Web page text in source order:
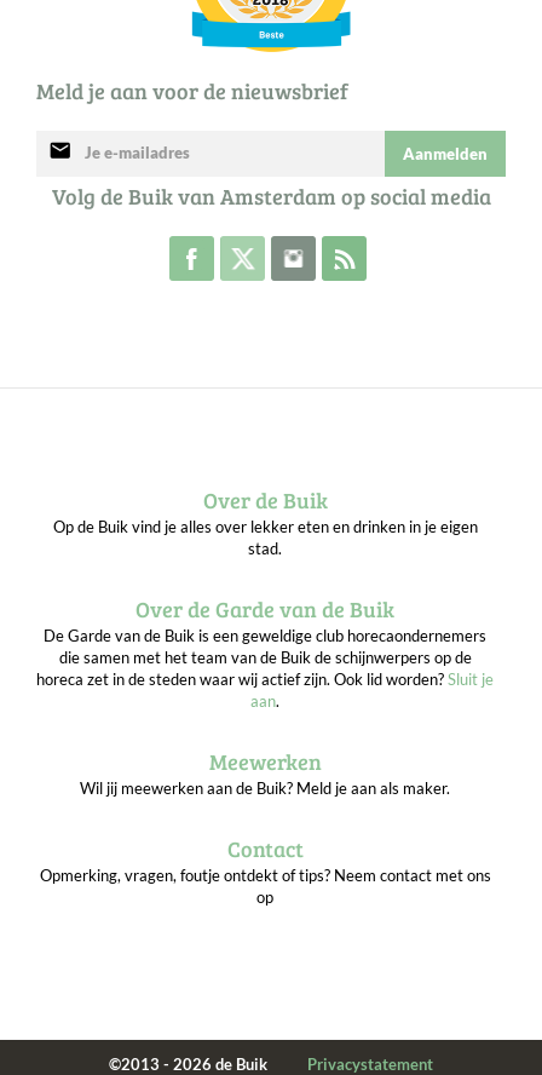
Meld je aan voor de nieuwsbrief
mail Aanmelden
Volg de Buik van Amsterdam op social media
Volg de Buik op Facebook
Volg de Buik op Twitter
Volg de Buik op Instagram
Over de Buik
Op de Buik vind je alles over lekker eten en drinken in je eigen
stad.
Over de Garde van de Buik
De Garde van de Buik is een geweldige club horecaondernemers
die samen met het team van de Buik de schijnwerpers op de
horeca zet in de steden waar wij actief zijn. Ook lid worden?Sluit je
aan.
Meewerken
Wil jij meewerken aan de Buik? Meld je aan als maker.
Contact
Opmerking, vragen, foutje ontdekt of tips? Neem contact met ons
op
©2013 - 2026 de Buik Privacystatement